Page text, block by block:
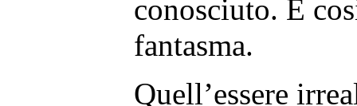
conosciuto. E
fantasma.
Quell’essere